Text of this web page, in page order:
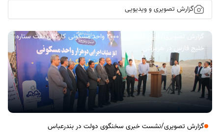
گزارش تصویری و ویدیویی
گزارش تصویری/ آیین کلنگ زنی ۲۰۰۰ واحد مسکونی کارکنان نفت ستاره
خلیج فارس در هرمزگان
گزارش تصویری/نشست خبری سخنگوی دولت در بندرعباس